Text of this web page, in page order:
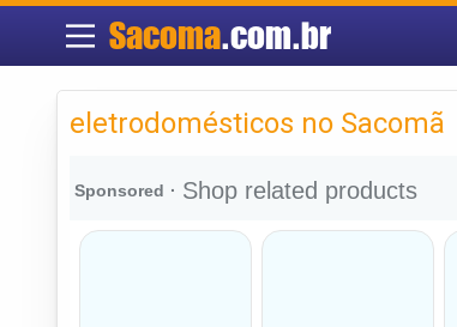
Sacoma.com.br
eletrodomésticos no Sacomã